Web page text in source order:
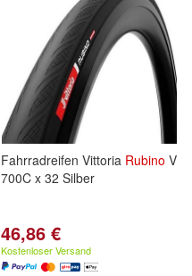
Fahrradreifen Vittoria Rubino V
700C x 32 Silber
46,86 €
Kostenloser Versand